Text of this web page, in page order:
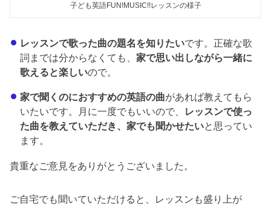
子ども英語FUN!MUSIC!!レッスンの様子
レッスンで歌った曲の題名を知りたいです。正確な歌
詞までは分からなくても、 家で思い出しながら一緒に
歌えると楽しいので。
家で聞くのにおすすめの英語の曲があれば教えてもら
いたいです。月に一度でもいいので、
レッスンで使っ
た曲を教えていただき、家でも聞かせたいと思ってい
ます。
貴重なご意見をありがとうございました。
ご自宅でも聞いていただけると、レッスンも盛り上が